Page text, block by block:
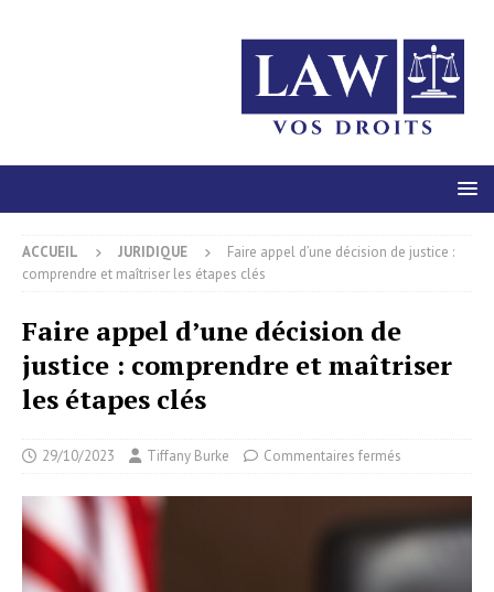
ACCUEIL JURIDIQUE
Faire appel d’une décision de justice :
comprendre et maîtriser les étapes clés
Faire appel d’une décision de
justice : comprendre et maîtriser
les étapes clés
29/10/2023 Tiffany Burke Commentaires fermés